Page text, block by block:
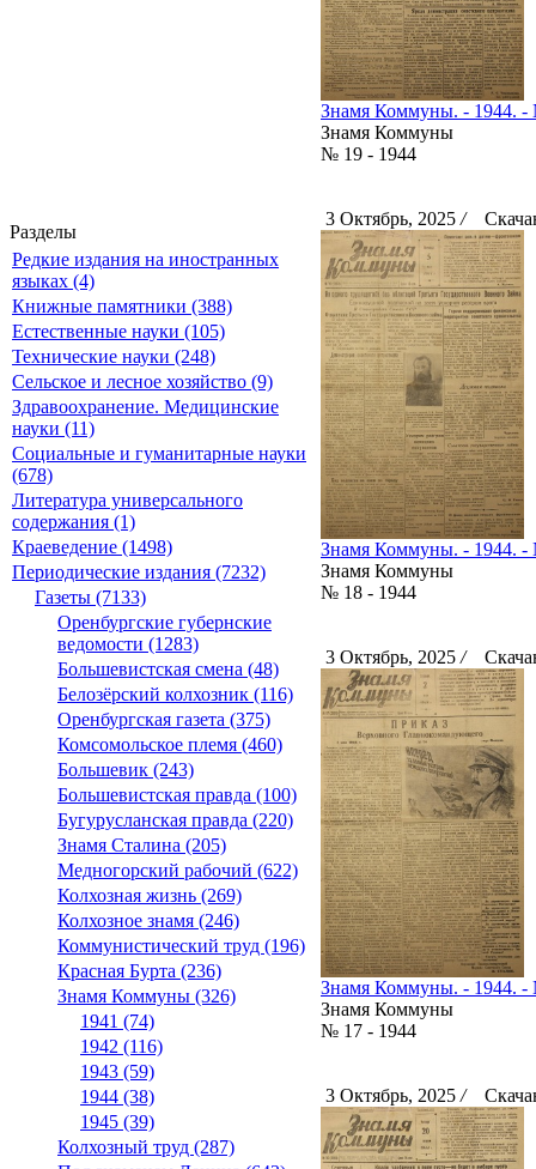
Разделы
Редкие издания на иностранных
языках (4)
Книжные памятники (388)
Естественные науки (105)
Технические науки (248)
Сельское и лесное хозяйство (9)
Здравоохранение. Медицинские
науки (11)
Социальные и гуманитарные науки
(678)
Литература универсального
содержания (1)
Краеведение (1498)
Периодические издания (7232)
Газеты (7133)
Оренбургские губернские
ведомости (1283)
Большевистская смена (48)
Белозёрский колхозник (116)
Оренбургская газета (375)
Комсомольское племя (460)
Большевик (243)
Большевистская правда (100)
Бугурусланская правда (220)
Знамя Сталина (205)
Медногорский рабочий (622)
Колхозная жизнь (269)
Колхозное знамя (246)
Коммунистический труд (196)
Красная Бурта (236)
Знамя Коммуны (326)
1941 (74)
1942 (116)
1943 (59)
1944 (38)
1945 (39)
Колхозный труд (287)
Знамя Коммуны. - 1944. -
Знамя Коммуны
№ 19 - 1944
3 Октябрь, 2025 /
Знамя Коммуны. - 1944. -
Знамя Коммуны
№ 18 - 1944
3 Октябрь, 2025 /
Знамя Коммуны. - 1944. -
Знамя Коммуны
№ 17 - 1944
3 Октябрь, 2025 /